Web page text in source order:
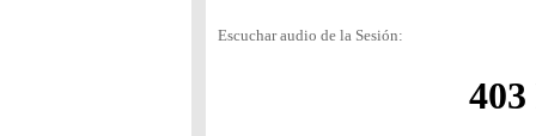
Escuchar audio de la Sesión: